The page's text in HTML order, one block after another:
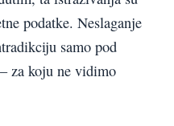
podatke. Neslaganje
samo pod
za koju ne vidimo